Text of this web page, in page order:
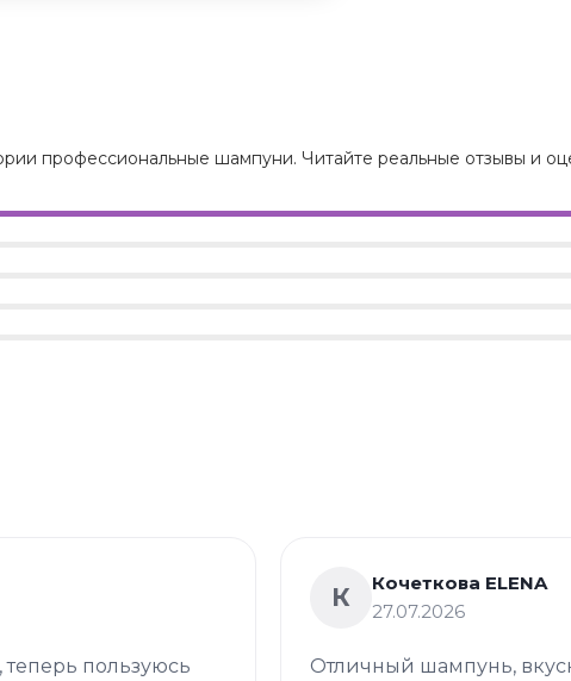
профессиональные шампуни. Читайте реальные отзывы и
пользуюсь
К
Кочеткова ELENA
27.07.2026
Отличный шампунь,